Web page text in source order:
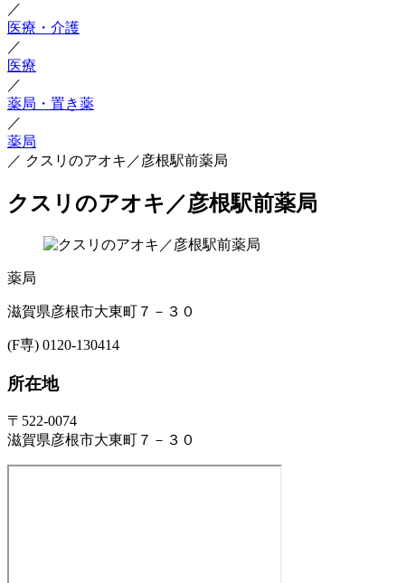
／
医療・介護
／
医療
／
薬局・置き薬
／
薬局
／ クスリのアオキ／彦根駅前薬局
クスリのアオキ／彦根駅前薬局
薬局
滋賀県彦根市大東町７－３０
(F専) 0120-130414
所在地
〒522-0074
滋賀県彦根市大東町７－３０